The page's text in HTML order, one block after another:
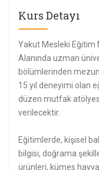
Kurs Detayı
Yakut Mesleki
Alanında uzman
bölümlerinden
15 yıl deneyimi olan
düzen mutfak
verilecektir.
Eğitimlerde, kişisel
bilgisi, doğrama
ürünleri, kümes